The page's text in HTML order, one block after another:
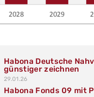
Habona Deutsche
günstiger zeichnen
29.01.26
Habona Fonds 09 mit